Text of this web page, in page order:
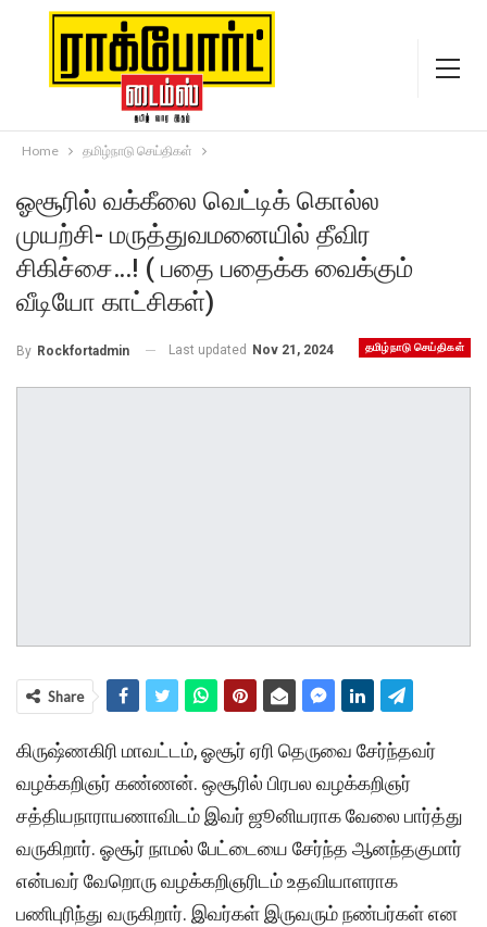
Home தமிழ்நாடு செய்திகள்
ஓசூரில் வக்கீலை வெட்டிக் கொல்ல
முயற்சி- மருத்துவமனையில் தீவிர
சிகிச்சை…! ( பதை பதைக்க வைக்கும்
வீடியோ காட்சிகள்)
தமிழ்நாடு செய்திகள்
By Rockfortadmin Last updated Nov 21, 2024
Share
கிருஷ்ணகிரி மாவட்டம், ஓசூர் ஏரி தெருவை சேர்ந்தவர்
வழக்கறிஞர் கண்ணன். ஒசூரில் பிரபல வழக்கறிஞர்
சத்தியநாராயணாவிடம் இவர் ஜூனியராக வேலை பார்த்து
வருகிறார். ஓசூர் நாமல் பேட்டையை சேர்ந்த ஆனந்தகுமார்
என்பவர் வேறொரு வழக்கறிஞரிடம் உதவியாளராக
பணிபுரிந்து வருகிறார். இவர்கள் இருவரும் நண்பர்கள் என